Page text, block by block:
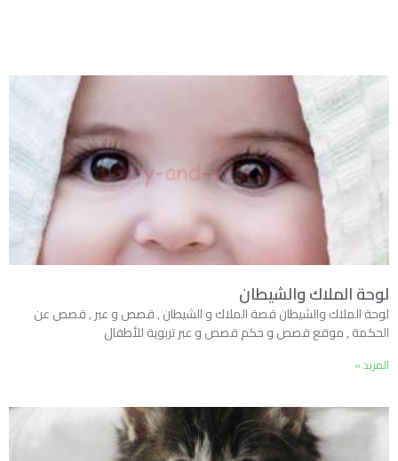
لوحة الملاك والشيطان
لوحة الملاك والشيطان قصة الملاك و الشيطان , قصص و عبر , قصص عن
الحكمة , موقع قصص و حكم قصص و عبر تربوية للأطفال
المزيد »